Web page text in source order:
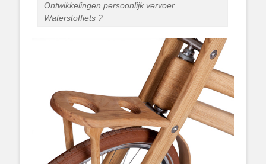
Ontwikkelingen persoonlijk vervoer.
Waterstoffiets ?